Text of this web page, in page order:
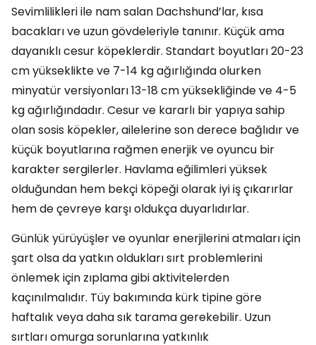
Sevimlilikleri ile nam salan Dachshund’lar, kısa
bacakları ve uzun gövdeleriyle tanınır. Küçük ama
dayanıklı cesur köpeklerdir. Standart boyutları 20-23
cm yükseklikte ve 7-14 kg ağırlığında olurken
minyatür versiyonları 13-18 cm yüksekliğinde ve 4-5
kg ağırlığındadır. Cesur ve kararlı bir yapıya sahip
olan sosis köpekler, ailelerine son derece bağlıdır ve
küçük boyutlarına rağmen enerjik ve oyuncu bir
karakter sergilerler. Havlama eğilimleri yüksek
olduğundan hem bekçi köpeği olarak iyi iş çıkarırlar
hem de çevreye karşı oldukça duyarlıdırlar.
Günlük yürüyüşler ve oyunlar enerjilerini atmaları için
şart olsa da yatkın oldukları sırt problemlerini
önlemek için zıplama gibi aktivitelerden
kaçınılmalıdır. Tüy bakımında kürk tipine göre
haftalık veya daha sık tarama gerekebilir. Uzun
sırtları omurga sorunlarına yatkınlık